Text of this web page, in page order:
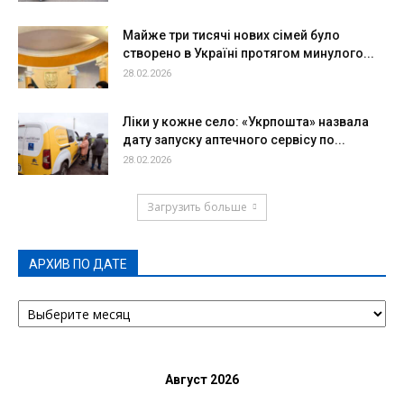
Майже три тисячі нових сімей було
створено в Україні протягом минулого...
28.02.2026
Ліки у кожне село: «Укрпошта» назвала
дату запуску аптечного сервісу по...
28.02.2026
Загрузить больше
АРХИВ ПО ДАТЕ
АРХИВ
ПО
Август 2026